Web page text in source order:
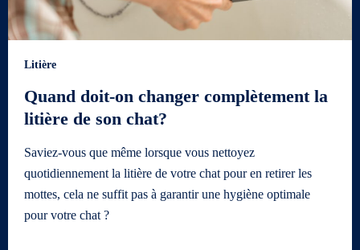
Litière
Quand doit-on changer complètement la
litière de son chat?
Saviez-vous que même lorsque vous nettoyez
quotidiennement la litière de votre chat pour en retirer les
mottes, cela ne suffit pas à garantir une hygiène optimale
pour votre chat ?